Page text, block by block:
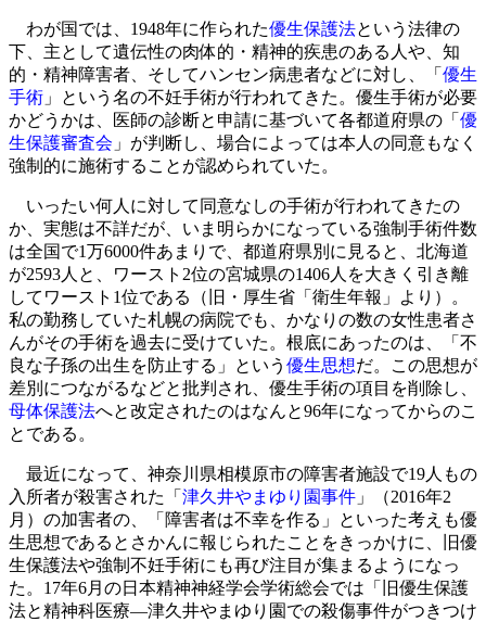
わが国では、1948年に作られた優生保護法という法律の
下、主として遺伝性の肉体的・精神的疾患のある人や、知
的・精神障害者、そしてハンセン病患者などに対し、「 優生
手術 」という名の不妊手術が行われてきた。優生手術が必要
かどうかは、医師の診断と申請に基づいて各都道府県の「 優
生保護審査会 」が判断し、場合によっては本人の同意もなく
強制的に施術することが認められていた。
いったい何人に対して同意なしの手術が行われてきたの
か、実態は不詳だが、いま明らかになっている強制手術件数
は全国で1万6000件あまりで、都道府県別に見ると、北海道
が2593人と、ワースト2位の宮城県の1406人を大きく引き離
してワースト1位である（旧・厚生省「衛生年報」より）。
私の勤務していた札幌の病院でも、かなりの数の女性患者さ
んがその手術を過去に受けていた。根底にあったのは、「不
良な子孫の出生を防止する」という 優生思想だ。この思想が
差別につながるなどと批判され、優生手術の項目を削除し、
母体保護法へと改定されたのはなんと96年になってからのこ
とである。
最近になって、神奈川県相模原市の障害者施設で19人もの
入所者が殺害された「 津久井やまゆり園事件 」（2016年2
月）の加害者の、「障害者は不幸を作る」といった考えも優
生思想であるとさかんに報じられたことをきっかけに、旧優
生保護法や強制不妊手術にも再び注目が集まるようになっ
た。17年6月の日本精神神経学会学術総会では「旧優生保護
法と精神科医療―津久井やまゆり園での殺傷事件がつきつけ